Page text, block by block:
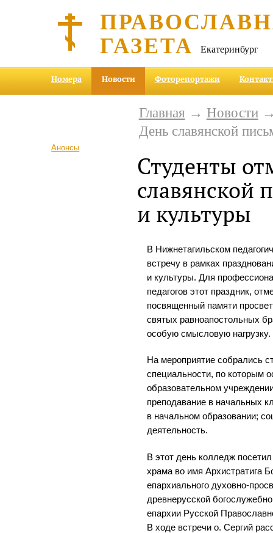
ГАЗЕТА Екатеринбург
Номера Новости Фоторепортажи
Анонсы
Главная → Новости→
День славянской
Студенты
славянской
и культуры
В Нижнетагильском
встречу в рамках
и культуры. Для
педагогов этот праздник,
посвященный памяти
святых равноапостольных
особую смысловую нагрузку.
На мероприятие собрались
специальности, по которым
образовательном
преподавание в начальных
в начальном образовании;
деятельность.
В этот день колледж посетил
храма во имя Архистратига
епархиального духовно-
древнерусской
епархии Русской
В ходе встречи о. Сергий